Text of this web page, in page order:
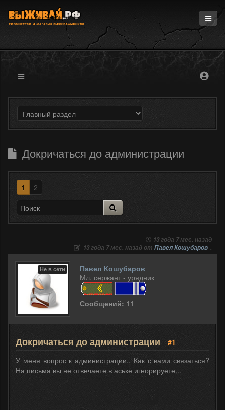
Информация
Магазин
Форум
Докричаться до администрации
1 2
13 года 7 мес. назад
13 года 7 мес. назад от Павел Кошубаров .
Не в сети
Павел Кошубаров
Мл. сержант - урядник
Сообщений: 11
Докричаться до администрации
#1
У меня вопрос к администрации.. Как с вами связаться?
На письма вы не отвечаете в аське игнорируете...